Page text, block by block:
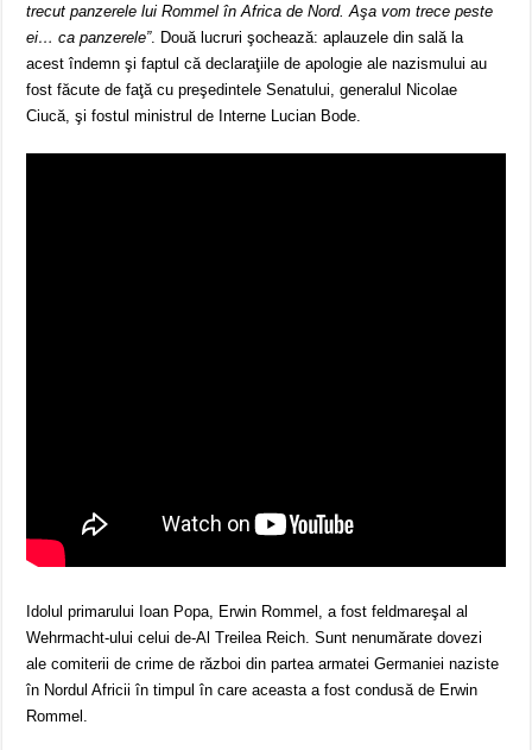
trecut panzerele lui Rommel în Africa de Nord. Aşa vom trece peste
ei… ca panzerele”. Două lucruri şochează: aplauzele din sală la
acest îndemn şi faptul că declaraţiile de apologie ale nazismului au
fost făcute de faţă cu preşedintele Senatului, generalul Nicolae
Ciucă, şi fostul ministrul de Interne Lucian Bode.
Idolul primarului Ioan Popa, Erwin Rommel, a fost feldmareşal al
Wehrmacht-ului celui de-Al Treilea Reich. Sunt nenumărate dovezi
ale comiterii de crime de război din partea armatei Germaniei naziste
în Nordul Africii în timpul în care aceasta a fost condusă de Erwin
Rommel.